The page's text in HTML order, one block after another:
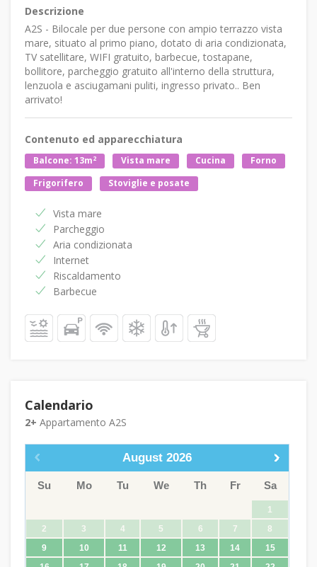
Descrizione
A2S - Bilocale per due persone con ampio terrazzo vista
mare, situato al primo piano, dotato di aria condizionata,
TV satellitare, WIFI gratuito, barbecue, tostapane,
bollitore, parcheggio gratuito all'interno della struttura,
lenzuola e asciugamani puliti, ingresso privato.. Ben
arrivato!
Contenuto ed apparecchiatura
Balcone: 13m2 Vista mare Cucina
Forno
Frigorifero
Stoviglie e posate
Vista mare
Parcheggio
Aria condizionata
Internet
Riscaldamento
Barbecue
Calendario
2+ Appartamento A2S
August 2026
Su Mo Tu We Th Fr Sa
1
2
3 4 5 6 7
8
9
10 11 12 13 14
15